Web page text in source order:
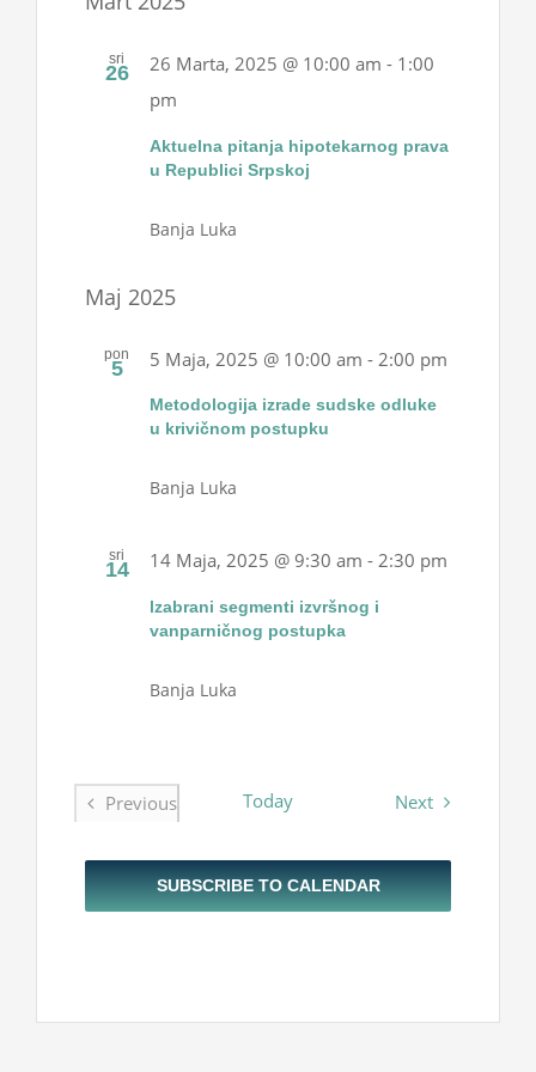
Kontakt
sri
26
Aktuelna pitanja hipotekarnog prava
u Republici Srpskoj
26 Marta, 2025 @ 10:00 am - 1:00
pm
Banja Luka
Maj 2025
pon
5
Metodologija izrade sudske odluke
u krivičnom postupku
5 Maja, 2025 @ 10:00 am -2:00 pm
Banja Luka
sri
14
lzabrani segmenti izvršnog i
vanparničnog postupka
14 Maja, 2025 @ 9:30 am -2:30 pm
Banja Luka
Previous
Today NextEvents
SUBSCRIBE TO CALENDAR